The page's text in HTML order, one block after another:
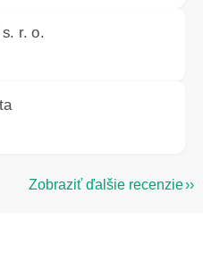
r. o.
je 5 z 5 hviezdičiek.
je 5 z 5 hviezdičiek.
Zobraziť ďalšie recenzie